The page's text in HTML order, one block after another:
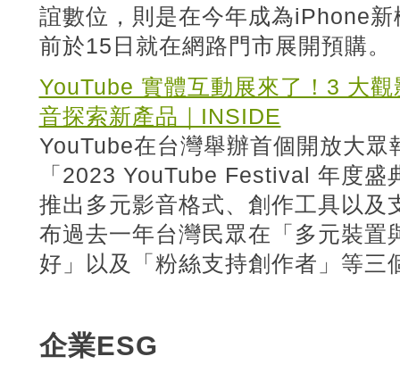
誼數位，則是在今年成為iPhone
前於15日就在網路門市展開預購。
YouTube 實體互動展來了！3 大
音探索新產品｜INSIDE
YouTube在台灣舉辦首個開放大眾
「2023 YouTube Festival 年度盛
推出多元影音格式、創作工具以及
布過去一年台灣民眾在「多元裝置
好」以及「粉絲支持創作者」等三
企業ESG